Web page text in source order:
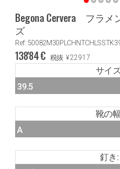
Begona Cervera フラメ
ズ
Ref:
138'84€ 税抜 ¥22917
サイ
靴の
釘き: